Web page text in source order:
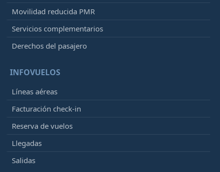
Movilidad reducida PMR
Servicios complementarios
Derechos del pasajero
INFOVUELOS
Líneas aéreas
Facturación check-in
Reserva de vuelos
Llegadas
Salidas